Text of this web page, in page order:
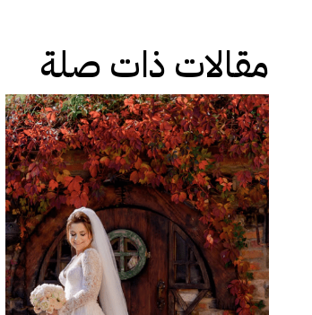
مقالات ذات صلة